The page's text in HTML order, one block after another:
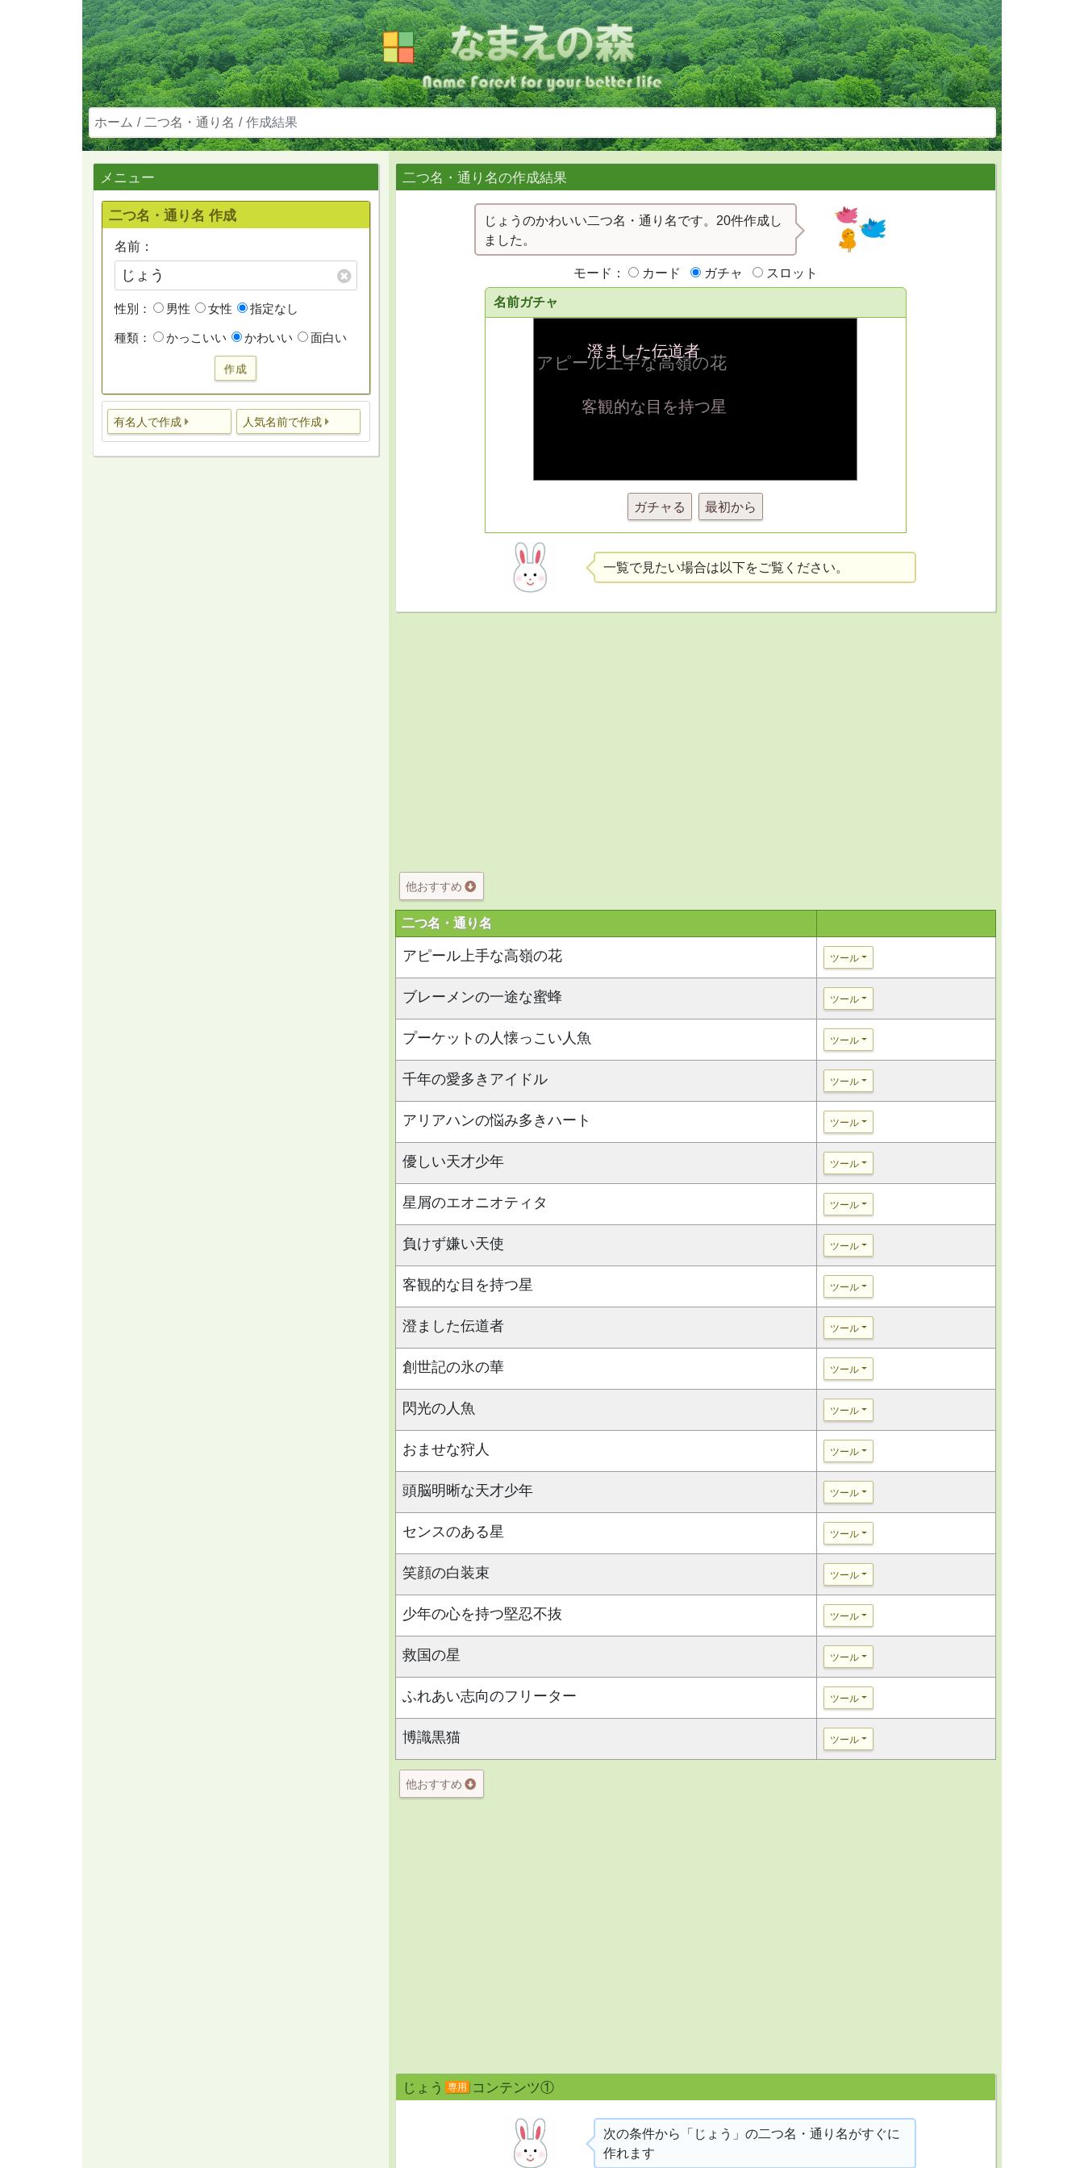
ホーム 二つ名・通り名 作成結果
メニュー
二つ名・通り名 作成
名前：
性別： 男性 女性 指定なし
種類： かっこいい かわいい 面白い
作成
有名人で作成 人気名前で作成
二つ名・通り名の作成結果
じょうのかわいい二つ名・通り名です。20件作成し
ました。
モード： カード ガチャ スロット
名前ガチャ
ガチャる 最初から
一覧で見たい場合は以下をご覧ください。
他おすすめ
二つ名・通り名
アピール上手な高嶺の花 ツール
ブレーメンの一途な蜜蜂 ツール
プーケットの人懐っこい人魚 ツール
千年の愛多きアイドル ツール
アリアハンの悩み多きハート ツール
優しい天才少年 ツール
星屑のエオニオティタ ツール
負けず嫌い天使 ツール
客観的な目を持つ星 ツール
澄ました伝道者 ツール
創世記の氷の華 ツール
閃光の人魚 ツール
おませな狩人 ツール
頭脳明晰な天才少年 ツール
センスのある星 ツール
笑顔の白装束 ツール
少年の心を持つ堅忍不抜 ツール
救国の星 ツール
ふれあい志向のフリーター ツール
博識黒猫 ツール
他おすすめ
じょう 専用 コンテンツ①
次の条件から「じょう」の二つ名・通り名がすぐに
作れます